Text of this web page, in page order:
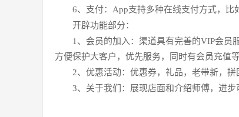
6、支付：App支持多种在线支付方式，比
开辟功能部分：
1、会员的加入：渠道具有完善的VIP会员
方便保护大客户，优先服务，同时有会员充值
2、优惠活动：优惠券，礼品，老带新，
3、关于我们：展现店面和介绍师傅，进步